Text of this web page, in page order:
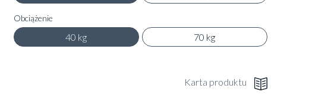
Obciążenie
40 kg 70 kg
Karta produktu